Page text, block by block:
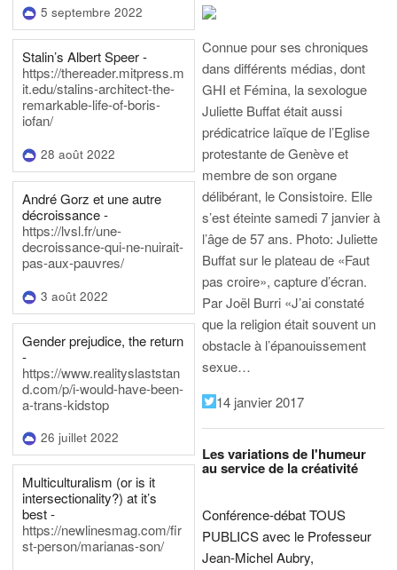
5 septembre 2022
Stalin’s Albert Speer -
https://thereader.mitpress.m
it.edu/stalins-architect-the-
remarkable-life-of-boris-
iofan/
28 août 2022
André Gorz et une autre
décroissance -
https://lvsl.fr/une-
decroissance-qui-ne-nuirait-
pas-aux-pauvres/
3 août 2022
Gender prejudice, the return
-
https://www.realityslaststan
d.com/p/i-would-have-been-
a-trans-kidstop
26 juillet 2022
Multiculturalism (or is it
intersectionality?) at it’s
best -
https://newlinesmag.com/fir
st-person/marianas-son/
Connue pour ses chroniques
dans différents médias, dont
GHI et Fémina, la sexologue
Juliette Buffat était aussi
prédicatrice laïque de l’Eglise
protestante de Genève et
membre de son organe
délibérant, le Consistoire. Elle
s’est éteinte samedi 7 janvier à
l’âge de 57 ans. Photo: Juliette
Buffat sur le plateau de «Faut
pas croire», capture d’écran.
Par Joël Burri «J’ai constaté
que la religion était souvent un
obstacle à l’épanouissement
sexue…
14 janvier 2017
Les variations de l'humeur
au service de la créativité
Conférence-débat TOUS
PUBLICS avec le Professeur
Jean-Michel Aubry,